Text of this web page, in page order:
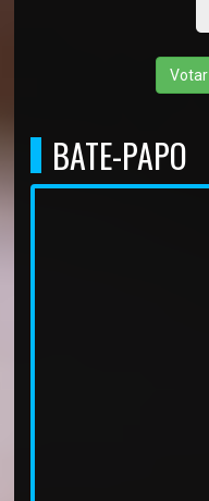
Votar
BATE-PAPO